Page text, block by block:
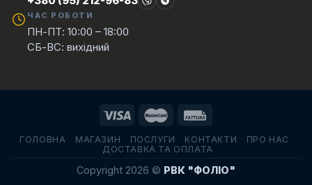
ЧАС РОБОТИ
ПН-ПТ: 10:00 – 18:00
СБ-ВС: вихідний
ГОЛОВНА МАГАЗИН ПОСЛУГИ КОНТАКТИ
ПРО НАС
ДОСТАВКА ТА ОПЛАТА
Copyright 2026 © РВК "ФОЛІО"